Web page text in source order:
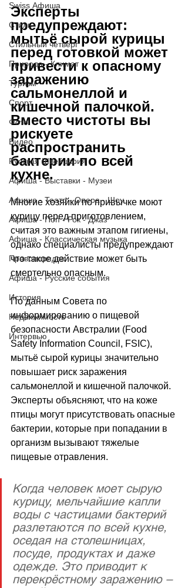
Swiss Афиша
Стиль
Стильный четверг
Природа - Климат
Туризм
Спорт
Фото
Видео
Русская Швейцария
Афиша - Выставки - Музеи
Афиша - Театр - Опера - Шоу
Афиша - Поп - Рок - Джаз
Афиша - Классическая музыка
Правопорядок
Афиша - Русские события
История
Недвижимость
Интервью
Эксперты
предупреждают:
мытьё сырой курицы
перед готовкой может
привести к опасному
заражению
сальмонеллой и
кишечной палочкой.
Вместо чистоты вы
рискуете
распространить
бактерии по всей
кухне.
Многие хозяйки по привычке моют
курицу перед приготовлением,
считая это важным этапом гигиены,
однако специалисты предупреждают
что такое действие может быть
смертельно опасным.
По данным Совета по
информированию о пищевой
безопасности Австралии (Food
Safety Information Council, FSIC),
мытьё сырой курицы значительно
повышает риск заражения
сальмонеллой и кишечной палочкой.
Эксперты объясняют, что на коже
птицы могут присутствовать опасные
бактерии, которые при попадании в
организм вызывают тяжелые
пищевые отравления.
Когда человек моет сырую
курицу, мельчайшие капли
воды с частицами бактерий
разлетаются по всей кухне,
оседая на столешницах,
посуде, продуктах и даже
одежде. Это приводит к
перекрёстному заражению –